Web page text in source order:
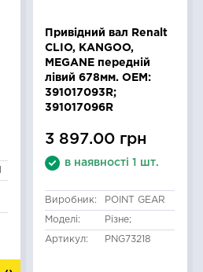
Привідний вал Renalt
CLIO, KANGOO,
MEGANE передній
лівий 678мм. OEM:
391017093R;
391017096R
3 897.00 грн
в наявності 1 шт.
Виробник: POINT GEAR
Моделі: Різне;
Артикул: PNG73218